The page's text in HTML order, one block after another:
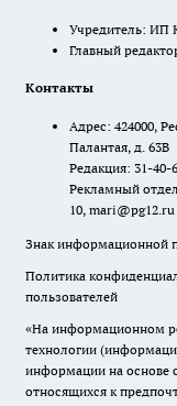
Учредитель: ИП
Главный
Контакты
Адрес: 424000,
Палантая, д. 63В
Редакция: 31-
Рекламный
10, mari@pg12.ru
Знак информационной
Политика
пользователей
«На информационном
технологии
информации на основе
относящихся к